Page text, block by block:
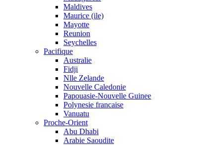
Maldives
Maurice (ile)
Mayotte
Reunion
Seychelles
Pacifique
Australie
Fidji
Nlle Zelande
Nouvelle Caledonie
Papouasie-Nouvelle Guinee
Polynesie francaise
Vanuatu
Proche-Orient
Abu Dhabi
Arabie Saoudite